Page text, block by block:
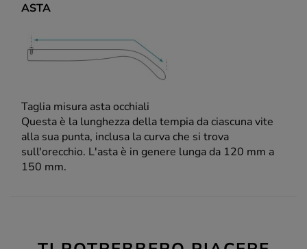
ASTA
Taglia misura asta occhiali
Questa è la lunghezza della tempia da ciascuna vite
alla sua punta, inclusa la curva che si trova
sull'orecchio. L'asta è in genere lunga da 120 mm a
150 mm.